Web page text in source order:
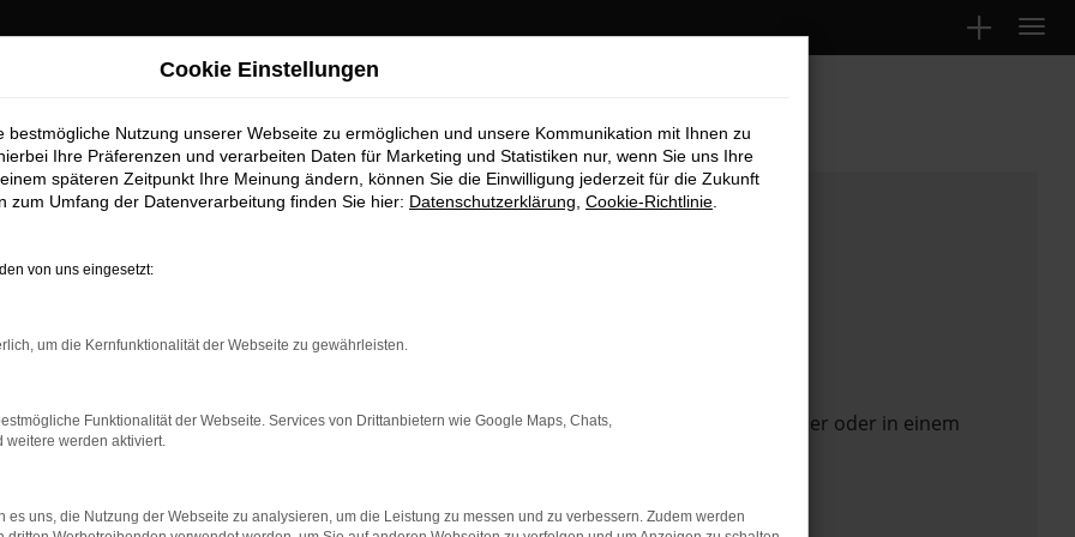
das Laden bestimmter Seiten verhindern. Funktioniert die Seite in einem anderen Browser oder in einem
zu beheben.
Cookie Einstellungen
bestmögliche Nutzung unserer Webseite zu ermöglichen und unsere Kommunikation mit Ihnen zu
Ihre Präferenzen und verarbeiten Daten für Marketing und Statistiken nur, wenn Sie uns Ihre
späteren Zeitpunkt Ihre Meinung ändern, können Sie die Einwilligung jederzeit für die Zukunft
zum Umfang der Datenverarbeitung finden Sie hier: Datenschutzerklärung Cookie-Richtlinie
von uns eingesetzt:
um die Kernfunktionalität der Webseite zu gewährleisten.
Funktionalität der Webseite. Services von Drittanbietern wie Google Maps, Chats,
weitere werden aktiviert.
es uns, die Nutzung der Webseite zu analysieren, um die Leistung zu messen und zu verbessern. Zudem werden